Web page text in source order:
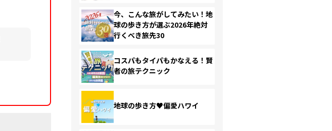
今、こんな旅がしてみたい！地
球の歩き方が選ぶ2026年絶対
行くべき旅先30
コスパもタイパもかなえる！賢
者の旅テクニック
地球の歩き方♥偏愛ハワイ